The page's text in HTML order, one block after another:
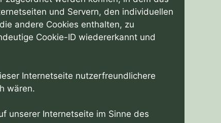
und Servern, den individuellen
andere Cookies enthalten, zu
Cookie-ID wiedererkannt und
Internetseite nutzerfreundlichere
wären.
unserer Internetseite im Sinne des